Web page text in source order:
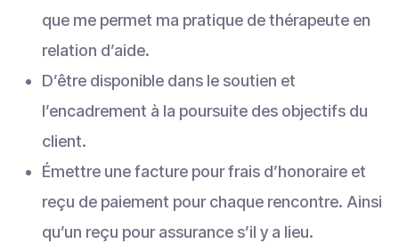
que me permet ma pratique de thérapeute en
relation d’aide.
D’être disponible dans le soutien et
l’encadrement à la poursuite des objectifs du
client.
Émettre une facture pour frais d’honoraire et
reçu de paiement pour chaque rencontre. Ainsi
qu’un reçu pour assurance s’il y a lieu.